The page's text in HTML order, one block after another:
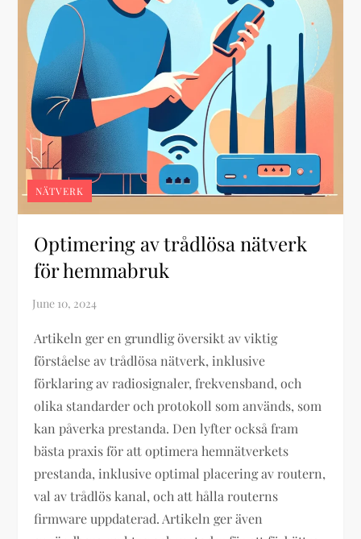
NÄTVERK
Optimering av trådlösa nätverk
för hemmabruk
Artikeln ger en grundlig översikt av viktig
förståelse av trådlösa nätverk, inklusive
förklaring av radiosignaler, frekvensband, och
olika standarder och protokoll som används, som
kan påverka prestanda. Den lyfter också fram
bästa praxis för att optimera hemnätverkets
prestanda, inklusive optimal placering av routern,
val av trådlös kanal, och att hålla routerns
firmware uppdaterad. Artikeln ger även